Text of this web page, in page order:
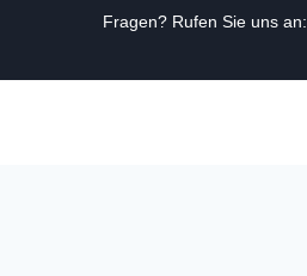
Fragen? Rufen Sie uns an: